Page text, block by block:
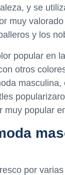
y se
muy
y los
popular en
otros
muy popular
por